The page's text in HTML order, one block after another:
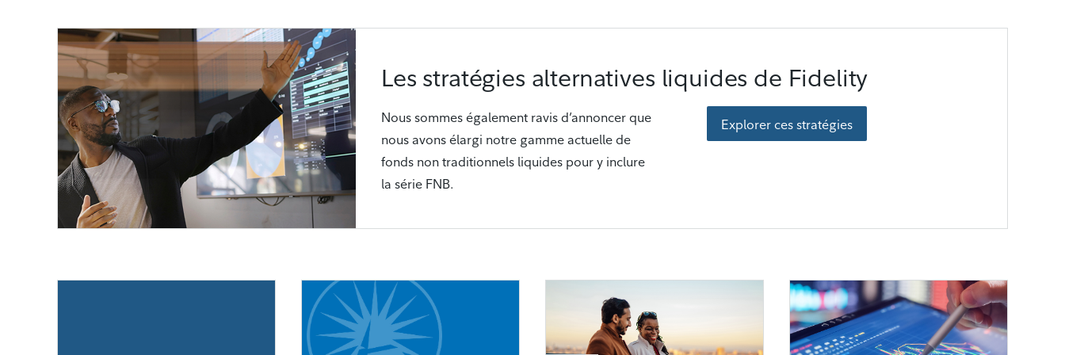
Les stratégies alternatives liquides de Fidelity
Nous sommes également ravis d’annoncer que
nous avons élargi notre gamme actuelle de
fonds non traditionnels liquides pour y inclure
la série FNB.
Explorer ces stratégies